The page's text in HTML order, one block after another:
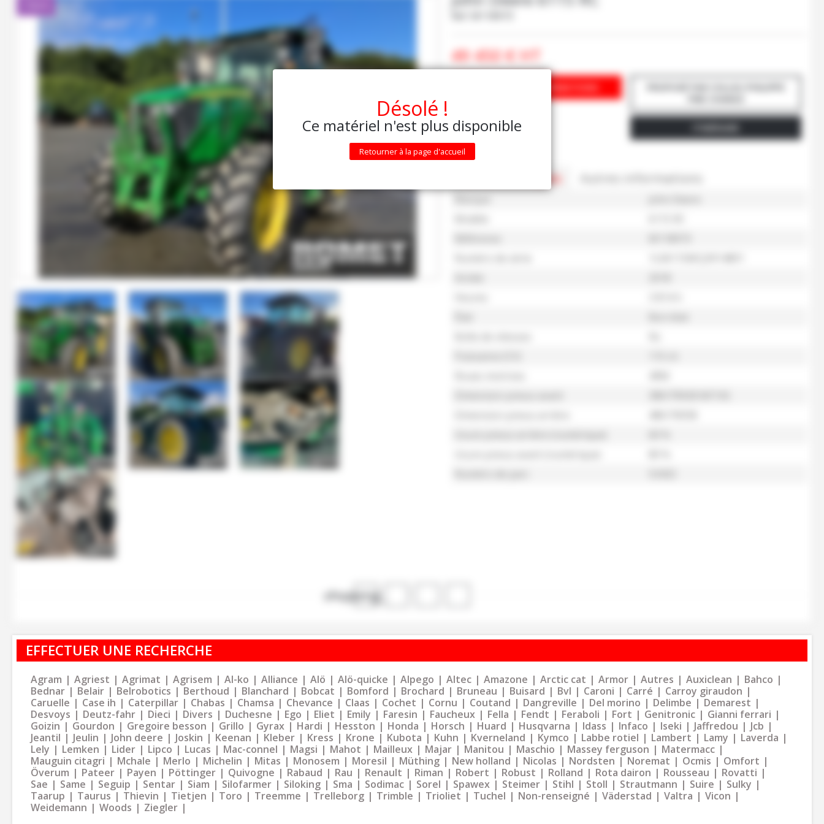
49 450€HT
shopping_cart
Caractéristiques Autres informations
Désolé !
Ce matériel n'est plus disponible
Retourner à la page d'accueil
EFFECTUER UNE RECHERCHE
Agram Agriest Agrimat Agrisem Al-ko Alliance Alö Alö-quicke Alpego Altec Amazone Arctic cat Armor Autres Auxiclean
Bahco
Bednar
Belair Belrobotics Berthoud Blanchard Bobcat Bomford Brochard Bruneau Buisard Bvl Caroni Carré
Carroy giraudon
Caruelle
Case ih Caterpillar Chabas Chamsa Chevance Claas Cochet Cornu Coutand Dangreville Del morino Delimbe
Demarest
Desvoys
Deutz-fahr Dieci Divers Duchesne Ego Eliet Emily Faresin Faucheux Fella Fendt Feraboli Fort Genitronic
Gianni ferrari
Goizin
Gourdon Gregoire besson Grillo Gyrax Hardi Hesston Honda Horsch Huard Husqvarna Idass Infaco Iseki Jaffredou
Jcb
Jeantil
Jeulin John deere Joskin Keenan Kleber Kress Krone Kubota Kuhn Kverneland Kymco Labbe rotiel Lambert Lamy
Laverda
Lely
Lemken Lider Lipco Lucas Mac-connel Magsi Mahot Mailleux Majar Manitou Maschio Massey ferguson
Matermacc
Mauguin citagri
Mchale Merlo Michelin Mitas Monosem Moresil Müthing New holland Nicolas Nordsten Noremat Ocmis
Omfort
Överum
Pateer Payen Pöttinger Quivogne Rabaud Rau Renault Riman Robert Robust Rolland Rota dairon Rousseau
Rovatti
Sae
Same Seguip Sentar Siam Silofarmer Siloking Sma Sodimac Sorel Spawex Steimer Stihl Stoll Strautmann Suire
Sulky
Taarup
Taurus Thievin Tietjen Toro Treemme Trelleborg Trimble Trioliet Tuchel Non-renseigné Väderstad Valtra
Vicon
Weidemann
Woods Ziegler